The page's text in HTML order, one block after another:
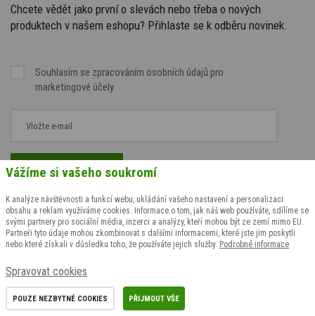
Chcete vědět jako první o slevách nebo třeba o nových
produktech v našem eshopu? Přihlaste se k odběru novinek.
Souhlasím se zpracováním osobních údajů pro
marketingové účely
Vážíme si vašeho soukromí
K analýze návštěvnosti a funkcí webu, ukládání vašeho nastavení a personalizaci
obsahu a reklam využíváme cookies. Informace o tom, jak náš web používáte, sdílíme se
svými partnery pro sociální média, inzerci a analýzy, kteří mohou být ze zemí mimo EU.
Partneři tyto údaje mohou zkombinovat s dalšími informacemi, které jste jim poskytli
nebo které získali v důsledku toho, že používáte jejich služby. Podrobné informace
Spravovat cookies
POUZE NEZBYTNÉ COOKIES PŘIJMOUT VŠE